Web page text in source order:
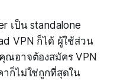
เป็น standalone
VPN ก็ได้ ผู้ใช้ส่วน
ณอาจต้องสมัคร VPN
าก็ไม่ใช่ถูกที่สุดใน